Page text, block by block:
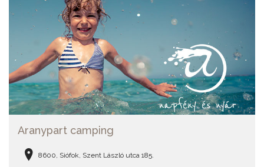
Aranypart camping
8600, Siófok, Szent László utca 185.